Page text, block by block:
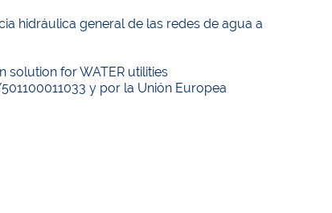
hidráulica general de las redes de agua a
solution for WATER utilities
y por la Unión Europea